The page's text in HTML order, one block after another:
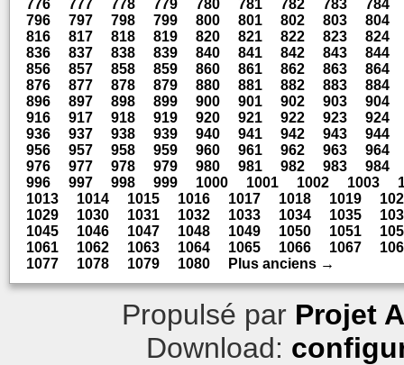
776
777 778 779 780 781 782 783
784
796
797 798 799 800 801 802 803
804
816
817 818 819 820 821 822 823
824
836
837 838 839 840 841 842 843
844
856
857 858 859 860 861 862 863
864
876
877 878 879 880 881 882 883
884
896
897 898 899 900 901 902 903
904
916
917 918 919 920 921 922 923
924
936
937 938 939 940 941 942 943
944
956
957 958 959 960 961 962 963
964
976
977 978 979 980 981 982 983
984
996
997 998 999 1000 1001 1002 1003
1013
1014 1015 1016 1017 1018 1019
1029
1030 1031 1032 1033 1034 1035
1045
1046 1047 1048 1049 1050 1051
1061
1062 1063 1064 1065 1066 1067
1077
1078 1079 1080 Plus anciens →
Propulsé par Projet
Download: